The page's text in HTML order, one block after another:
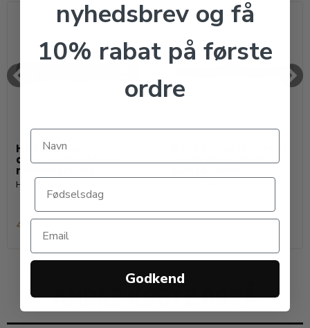
HORSEGUARD
dressurgjord med
memoryfoam
HorseGuard
449,00 DKK
lædergjord med
599,00 DKK
ANDRE KØBTE OGSÅ
nyhedsbrev og få
10% rabat på første
ordre
Godkend